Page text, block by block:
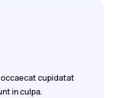
cupidatat
in culpa.